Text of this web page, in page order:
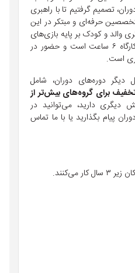
تصمیم گرفتیم تا با راهبری
حرفه‌ای و مبتکر در این
والد و کودک بر پایه بازی‌های
موسیقایی را برگزار کنیم. این کارگاه ۶ ساعت است و حضور در
است.
دوره‌های دوران، شامل
برای گروه‌های بیش‌تر از
دارید،‌ می‌توانید در
پیام بگذارید یا با ما تماس
می‌کنند.